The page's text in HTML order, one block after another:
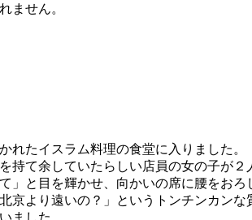
ません。
れたイスラム料理の食堂に入りました
持て余していたらしい店員の女の子が
」と目を輝かせ、向かいの席に腰をお
京より遠いの？」というトンチンカン
ました。